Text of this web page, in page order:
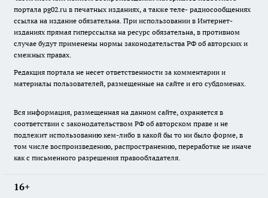
портала pg02.ru в печатных изданиях, а также теле- радиосообщениях
ссылка на издание обязательна. При использовании в Интернет-
изданиях прямая гиперссылка на ресурс обязательна, в противном
случае будут применены нормы законодательства РФ об авторских и
смежных правах.
Редакция портала не несет ответственности за комментарии и
материалы пользователей, размещенные на сайте и его субдоменах.
Вся информация, размещенная на данном сайте, охраняется в
соответствии с законодательством РФ об авторском праве и не
подлежит использованию кем-либо в какой бы то ни было форме, в
том числе воспроизведению, распространению, переработке не иначе
как с письменного разрешения правообладателя.
16+